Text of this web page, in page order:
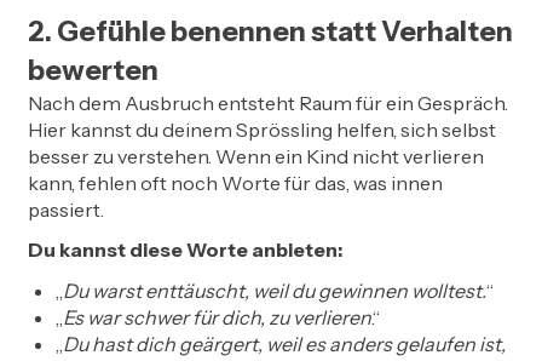
2. Gefühle benennen statt Verhalten
bewerten
Nach dem Ausbruch entsteht Raum für ein Gespräch.
Hier kannst du deinem Sprössling helfen, sich selbst
besser zu verstehen. Wenn ein Kind nicht verlieren
kann, fehlen oft noch Worte für das, was innen
passiert.
Du kannst diese Worte anbieten:
Du warst enttäuscht, weil du gewinnen wolltest.“
Es war schwer für dich, zu verlieren.“
Du hast dich geärgert, weil es anders gelaufen ist,